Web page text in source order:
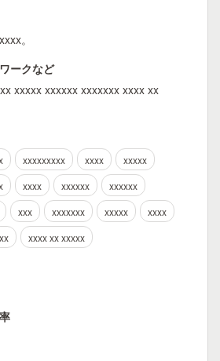
。
ークなど
xxxxx xxxxxx xxxxxxx xxxx xx
xxxxxxxxx xxxx
xxxxx
xxxx xxxxxx
xxxxxx
xxx xxxxxxx xxxxx
xxxx
xx xxxx xx xxxxx